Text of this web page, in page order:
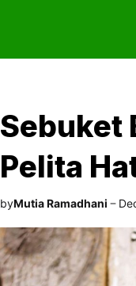
Sebuket
Pelita
byMutia Ramadhani